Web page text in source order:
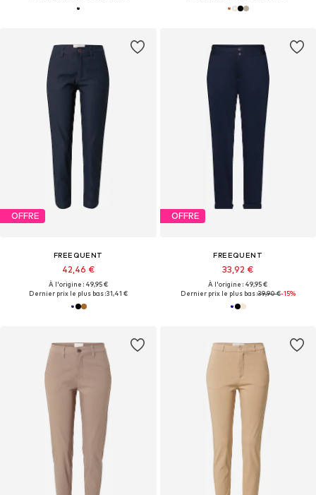
OFFRE
FREEQUENT
42,46 €
À l'origine : 49,95 €
Dernier prix le plus bas :31,41 €
OFFRE
FREEQUENT
33,92 €
À l'origine : 49,95 €
Dernier prix le plus bas :39,90 €-15%